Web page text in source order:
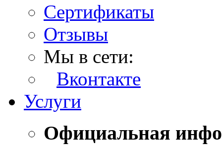
Сертификаты
Отзывы
Мы в сети:
Вконтакте
Услуги
Официальная